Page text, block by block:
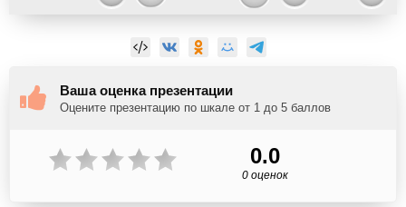
Ваша оценка презентации
Оцените презентацию по шкале от 1 до 5 баллов
0.0
0 оценок